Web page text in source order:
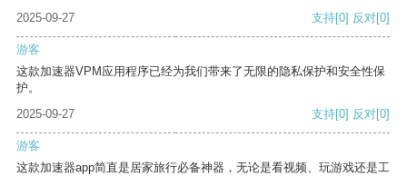
2025-09-27 支持[0] 反对[0]
游客
这款加速器VPM应用程序已经为我们带来了无限的隐私保护和安全性保
护。
2025-09-27
支持[0] 反对[0]
游客
这款加速器app简直是居家旅行必备神器，无论是看视频、玩游戏还是工